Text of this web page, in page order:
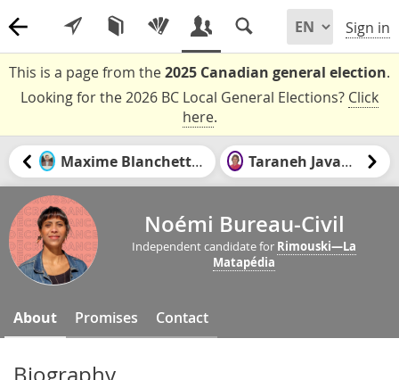
Sign in
This is a page from the2025 Canadian general election.
Looking for the 2026 BC Local General Elections? Click
here.
Maxime Blanchette-Joncas Taraneh Javanbakht
Noémi Bureau-Civil
Independent candidate for Rimouski—La
Matapédia
About Promises Contact
Biography